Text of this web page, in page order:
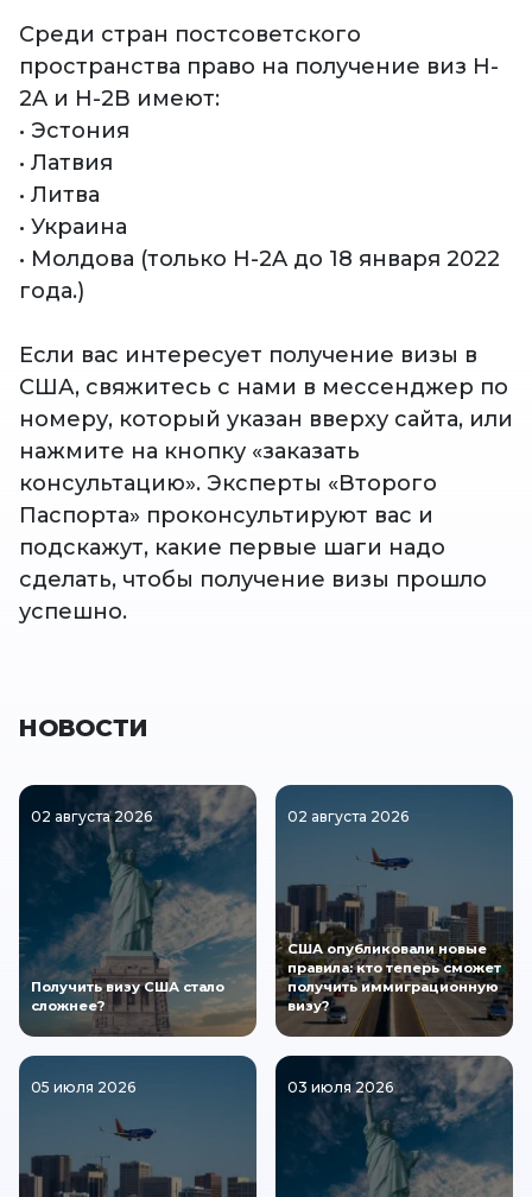
Среди стран постсоветского
пространства право на получение виз H-
2A и H-2B имеют:
• Эстония
• Латвия
• Литва
• Украина
• Молдова (только H-2A до 18 января 2022
года.)
Если вас интересует получение визы в
США, свяжитесь с нами в мессенджер по
номеру, который указан вверху сайта, или
нажмите на кнопку «заказать
консультацию». Эксперты «Второго
Паспорта» проконсультируют вас и
подскажут, какие первые шаги надо
сделать, чтобы получение визы прошло
успешно.
НОВОСТИ
02 августа 2026
Получить визу США стало
сложнее?
02 августа 2026
США опубликовали новые
правила: кто теперь сможет
получить иммиграционную
визу?
05 июля 2026 03 июля 2026